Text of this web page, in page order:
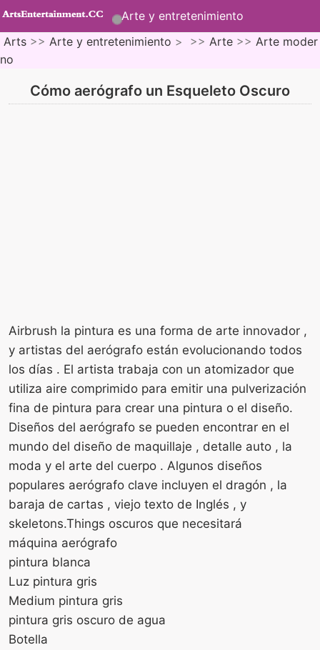
Arte y entretenimiento
Arts >> Arte y entretenimiento > >> Arte >> Arte moder
no
Cómo aerógrafo un Esqueleto Oscuro
Airbrush la pintura es una forma de arte innovador ,
y artistas del aerógrafo están evolucionando todos
los días . El artista trabaja con un atomizador que
utiliza aire comprimido para emitir una pulverización
fina de pintura para crear una pintura o el diseño.
Diseños del aerógrafo se pueden encontrar en el
mundo del diseño de maquillaje , detalle auto , la
moda y el arte del cuerpo . Algunos diseños
populares aerógrafo clave incluyen el dragón , la
baraja de cartas , viejo texto de Inglés , y
skeletons.Things oscuros que necesitará
máquina aerógrafo
pintura blanca
Luz pintura gris
Medium pintura gris
pintura gris oscuro de agua
Botella